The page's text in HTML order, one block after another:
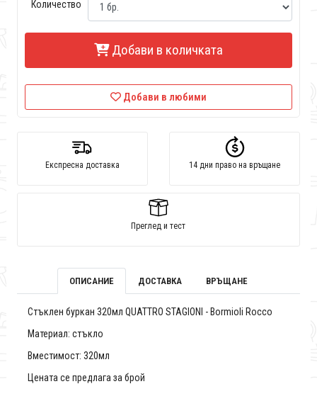
Количество
Добави в количката
Добави в любими
Експресна доставка 14 дни право на връщане
Преглед и тест
ОПИСАНИЕ ДОСТАВКА ВРЪЩАНЕ
Стъклен буркан 320мл QUATTRO STAGIONI - Bormioli Rocco
Материал: стъкло
Вместимост: 320мл
Цената се предлага за брой